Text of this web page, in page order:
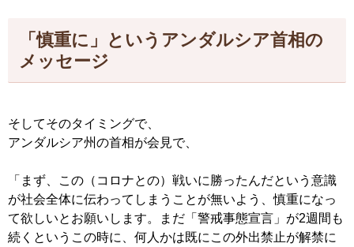
「慎重に」というアンダルシア首相の
メッセージ
そしてそのタイミングで、
アンダルシア州の首相が会見で、
「まず、この（コロナとの）戦いに勝ったんだという意識
が社会全体に伝わってしまうことが無いよう、慎重になっ
て欲しいとお願いします。まだ「警戒事態宣言」が2週間も
続くというこの時に、何人かは既にこの外出禁止が解禁に